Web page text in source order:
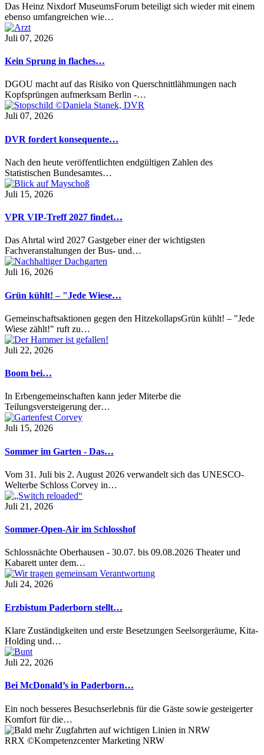
Das Heinz Nixdorf MuseumsForum beteiligt sich wieder mit einem
ebenso umfangreichen wie…
Juli 07, 2026
Kein Sprung in flaches…
DGOU macht auf das Risiko von Querschnittlähmungen nach
Kopfsprüngen aufmerksam Berlin -…
Juli 07, 2026
DVR fordert konsequente…
Nach den heute veröffentlichten endgültigen Zahlen des
Statistischen Bundesamtes…
Juli 15, 2026
VPR VIP-Treff 2027 findet…
Das Ahrtal wird 2027 Gastgeber einer der wichtigsten
Fachveranstaltungen der Bus- und…
Juli 16, 2026
Grün kühlt! – "Jede Wiese…
Gemeinschaftsaktionen gegen den HitzekollapsGrün kühlt! – "Jede
Wiese zählt!" ruft zu…
Juli 22, 2026
Boom bei…
In Erbengemeinschaften kann jeder Miterbe die
Teilungsversteigerung der…
Juli 15, 2026
Sommer im Garten - Das…
Vom 31. Juli bis 2. August 2026 verwandelt sich das UNESCO-
Welterbe Schloss Corvey in…
Juli 21, 2026
Sommer-Open-Air im Schlosshof
Schlossnächte Oberhausen - 30.07. bis 09.08.2026 Theater und
Kabarett unter dem…
Juli 24, 2026
Erzbistum Paderborn stellt…
Klare Zuständigkeiten und erste Besetzungen Seelsorgeräume, Kita-
Holding und…
Juli 22, 2026
Bei McDonald’s in Paderborn…
Ein noch besseres Besuchserlebnis für die Gäste sowie gesteigerter
Komfort für die…
RRX ©Kompetenzcenter Marketing NRW